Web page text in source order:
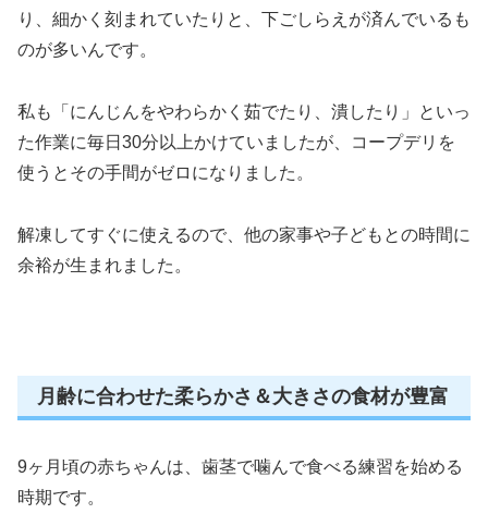
り、細かく刻まれていたりと、下ごしらえが済んでいるも
のが多いんです。
私も「にんじんをやわらかく茹でたり、潰したり」といっ
た作業に毎日30分以上かけていましたが、コープデリを
使うとその手間がゼロになりました。
解凍してすぐに使えるので、他の家事や子どもとの時間に
余裕が生まれました。
月齢に合わせた柔らかさ＆大きさの食材が豊富
9ヶ月頃の赤ちゃんは、歯茎で噛んで食べる練習を始める
時期です。